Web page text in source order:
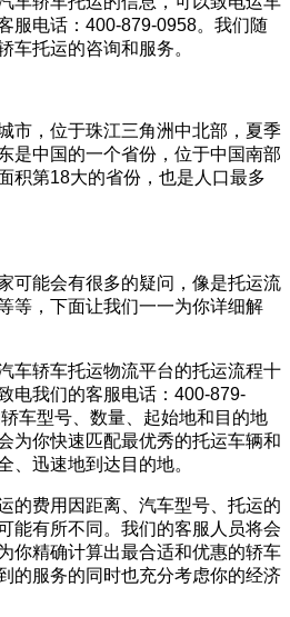
服电话：400-879-0958。我们随
车托运的咨询和服务。
市，位于珠江三角洲中北部，夏季
是中国的一个省份，位于中国南部
积第18大的省份，也是人口最多
可能会有很多的疑问，像是托运流
等，下面让我们一一为你详细解
车轿车托运物流平台的托运流程十
电我们的客服电话：400-879-
车型号、数量、起始地和目的地
为你快速匹配最优秀的托运车辆和
、迅速地到达目的地。
的费用因距离、汽车型号、托运的
能有所不同。我们的客服人员将会
你精确计算出最合适和优惠的轿车
的服务的同时也充分考虑你的经济